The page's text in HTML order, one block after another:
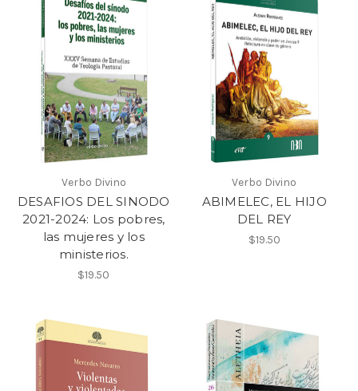
Verbo Divino
DESAFIOS DEL SINODO
2021-2024: Los pobres,
las mujeres y los
ministerios.
$19.50
Verbo Divino
ABIMELEC, EL HIJO
DEL REY
$19.50